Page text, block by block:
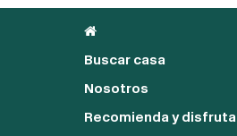
Buscar casa
Nosotros
Recomienda y disfruta